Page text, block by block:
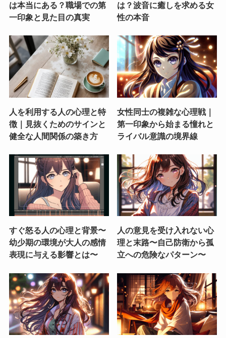
は本当にある？職場での第
一印象と見た目の真実
は？波音に癒しを求める女
性の本音
人を利用する人の心理と特
徴｜見抜くためのサインと
健全な人間関係の築き方
女性同士の複雑な心理戦｜
第一印象から始まる憧れと
ライバル意識の境界線
すぐ怒る人の心理と背景〜
幼少期の環境が大人の感情
表現に与える影響とは〜
人の意見を受け入れない心
理と末路〜自己防衛から孤
立への危険なパターン〜